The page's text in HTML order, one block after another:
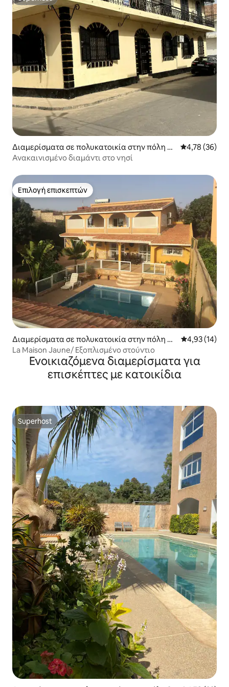
Superhost
Διαμερίσματα σε πολυκατοικία στην πόλη Sa
int Louis
Μέση
4,78 (36)
Ανακαινισμένο διαμάντι στο νησί
Επιλογή επισκεπτών
Επιλογή επισκεπτών
Διαμερίσματα σε πολυκατοικία στην πόλη Po
penguine
Μέση
4,93 (14)
La Maison Jaune/ Εξοπλισμένο στούντιο
Ενοικιαζόμενα διαμερίσματα για
επισκέπτες με κατοικίδια
Superhost
Superhost